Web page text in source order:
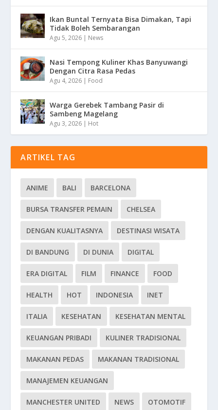
Ikan Buntal Ternyata Bisa Dimakan, Tapi
Tidak Boleh Sembarangan
Agu 5, 2026 | News
Nasi Tempong Kuliner Khas Banyuwangi
Dengan Citra Rasa Pedas
Agu 4, 2026 | Food
Warga Gerebek Tambang Pasir di
Sambeng Magelang
Agu 3, 2026 | Hot
ARTIKEL TAG
ANIME BALI BARCELONA
BURSA TRANSFER PEMAIN CHELSEA
DENGAN KUALITASNYA DESTINASI WISATA
DI BANDUNG DI DUNIA DIGITAL
ERA DIGITAL FILM FINANCE FOOD
HEALTH HOT INDONESIA INET
ITALIA KESEHATAN KESEHATAN MENTAL
KEUANGAN PRIBADI KULINER TRADISIONAL
MAKANAN PEDAS MAKANAN TRADISIONAL
MANAJEMEN KEUANGAN
MANCHESTER UNITED NEWS OTOMOTIF